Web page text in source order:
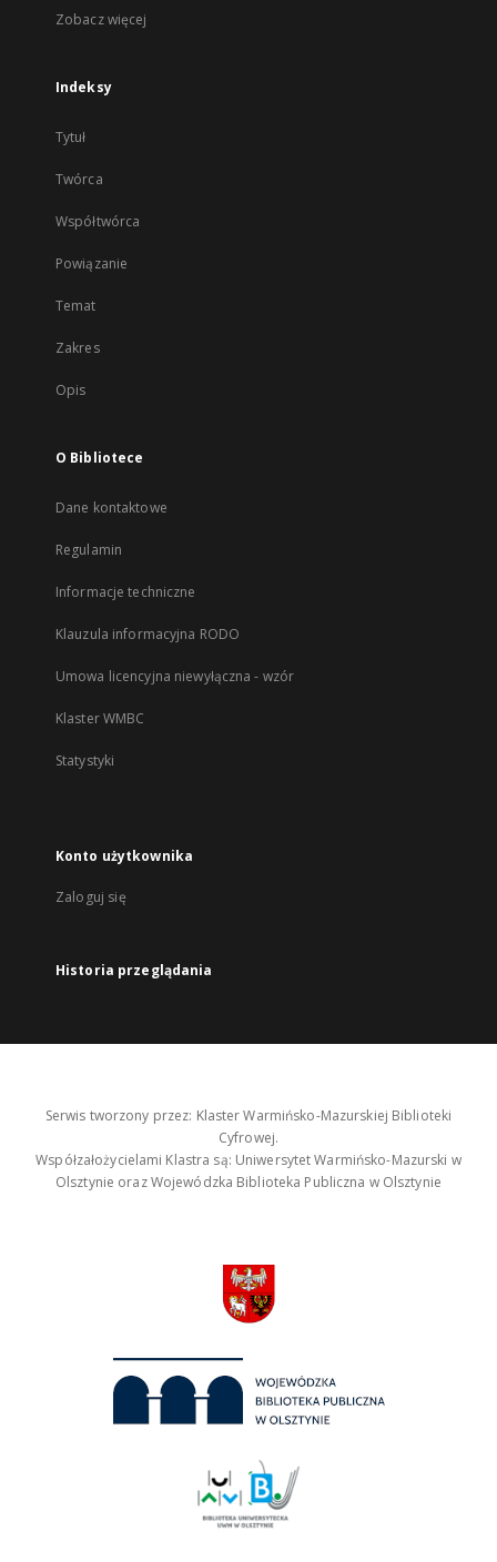
Zobacz więcej
Indeksy
Tytuł
Twórca
Współtwórca
Powiązanie
Temat
Zakres
Opis
O Bibliotece
Dane kontaktowe
Regulamin
Informacje techniczne
Klauzula informacyjna RODO
Umowa licencyjna niewyłączna - wzór
Klaster WMBC
Statystyki
Konto użytkownika
Zaloguj się
Historia przeglądania
Serwis tworzony przez: Klaster Warmińsko-Mazurskiej Biblioteki
Cyfrowej.
Współzałożycielami Klastra są: Uniwersytet Warmińsko-Mazurski w
Olsztynie oraz Wojewódzka Biblioteka Publiczna w Olsztynie